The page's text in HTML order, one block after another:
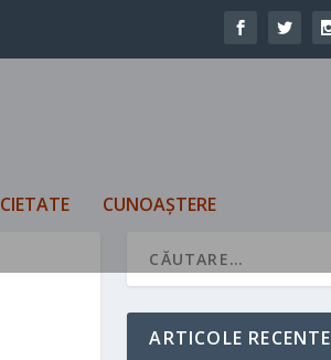
CUNOAȘTERE
ARTICOLE RECENTE